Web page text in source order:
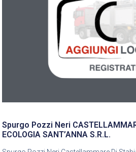
Spurgo Pozzi Neri
ECOLOGIA SANT’ANNA S.R.L.